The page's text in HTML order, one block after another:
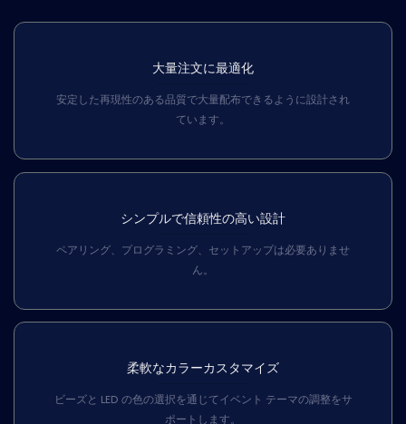
大量注文に最適化
安定した再現性のある品質で大量配布できるように設計され
ています。
シンプルで信頼性の高い設計
ペアリング、プログラミング、セットアップは必要ありませ
ん。
柔軟なカラーカスタマイズ
ビーズと LED の色の選択を通じてイベント テーマの調整をサ
ポートします。